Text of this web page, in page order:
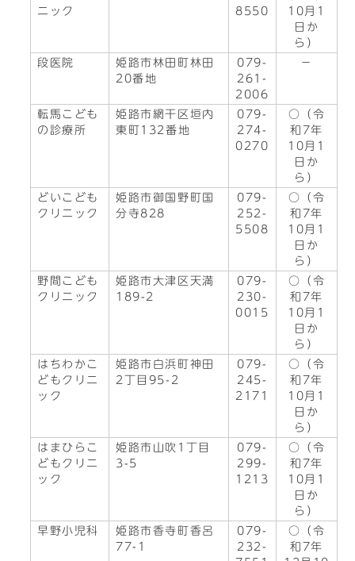
ニック
8550
10月1
日か
ら）
段医院
姫路市林田町林田
20番地
079-
261-
2006
－
転馬こども
の診療所
姫路市網干区垣内
東町132番地
079-
274-
0270
○（令
和7年
10月1
日か
ら）
どいこども
クリニック
姫路市御国野町国
分寺828
079-
252-
5508
○（令
和7年
10月1
日か
ら）
野間こども
クリニック
姫路市大津区天満
189-2
079-
230-
0015
○（令
和7年
10月1
日か
ら）
はちわかこ
どもクリニ
ック
姫路市白浜町神田
2丁目95-2
079-
245-
2171
○（令
和7年
10月1
日か
ら）
はまひらこ
どもクリニ
ック
姫路市山吹1丁目
3-5
079-
299-
1213
○（令
和7年
10月1
日か
ら）
早野小児科
姫路市香寺町香呂
77-1
079-
232-
○（令
和7年